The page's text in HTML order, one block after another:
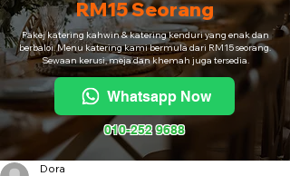
RM15 Seorang
Pakej katering kahwin & katering kenduri yang enak dan
berbaloi. Menu katering kami bermula dari RM15 seorang.
Sewaan kerusi, meja dan khemah juga tersedia.
Whatsapp Now
010-252 9688
Dora